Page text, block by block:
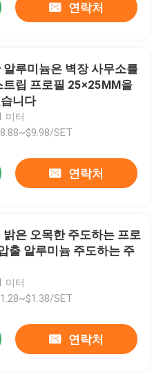
연락처
알루미늄은 벽장 사무소를
트립 프로필 25×25MM을
니다
미터
SET
연락처
밝은 오목한 주도하는 프로
출 알루미늄 주도하는 주
미터
SET
연락처